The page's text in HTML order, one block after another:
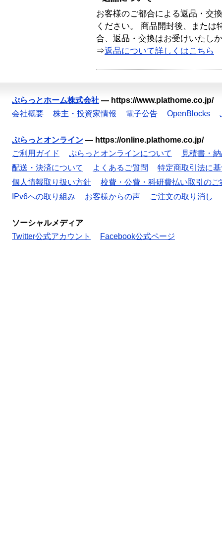
お客様のご都合による返品・交
ください。 商品開封後、または
合、返品・交換はお受けいたし
⇒返品について詳しくはこちら
ぷらっとホーム株式会社 — https://www.plathome.co.jp/
会社概要
株主・投資家情報 電子公告 OpenBlocks
ぷらっとオンライン — https://online.plathome.co.jp/
ご利用ガイド
ぷらっとオンラインについて
見積書・
配送・決済について
よくあるご質問
特定商取引法に
個人情報取り扱い方針
校費・公費・科研費払い取引のご
IPv6への取り組み
お客様からの声 ご注文の取り消し
ソーシャルメディア
Twitter公式アカウント
Facebook公式ページ